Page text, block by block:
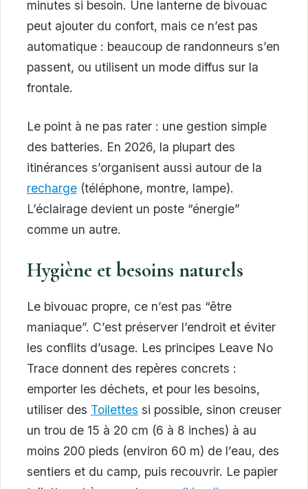
minutes si besoin. Une lanterne de bivouac
peut ajouter du confort, mais ce n’est pas
automatique : beaucoup de randonneurs s’en
passent, ou utilisent un mode diffus sur la
frontale.
Le point à ne pas rater : une gestion simple
des batteries. En 2026, la plupart des
itinérances s’organisent aussi autour de la
recharge (téléphone, montre, lampe).
L’éclairage devient un poste “énergie”
comme un autre.
Hygiène et besoins naturels
Le bivouac propre, ce n’est pas “être
maniaque”. C’est préserver l’endroit et éviter
les conflits d’usage. Les principes Leave No
Trace donnent des repères concrets :
emporter les déchets, et pour les besoins,
utiliser des Toilettes si possible, sinon creuser
un trou de 15 à 20 cm (6 à 8 inches) à au
moins 200 pieds (environ 60 m) de l’eau, des
sentiers et du camp, puis recouvrir. Le papier